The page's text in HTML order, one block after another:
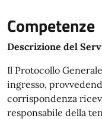
Competenze
Descrizione del
Il Protocollo
ingresso,
corrispondenza
responsabile della